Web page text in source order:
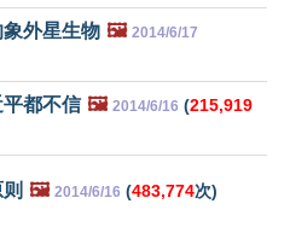
外星生物 🖼️ 2014/6/17
都不信 🖼️ 2014/6/16 (215,919
🖼️ 2014/6/16 (483,774次)